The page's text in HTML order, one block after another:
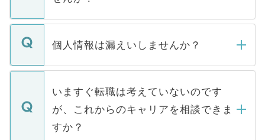
下記の理由によって、一般には公開してい
ません。
■応募殺到を避けるため 人気のある医療機
関を公にしてしまうと、応募が殺到する場
に、医療機関が求める条件に合った人材の
みを人材紹介会社に依頼するケースが増え
ています。
転職・入職を強要することは一切ありませ
ん。また、仮に応募先から内定をいただい
定を承諾する必要はありません。内定先へ
の辞退の連絡はキャリアパートナーが行い
個人情報は漏えいしませんか？
個人情報が漏えいすることはありませんの
で、ご安心ください。当サイトからの登録
などで収集したご登録者様の個人情報は、
ご本人のキャリアアップおよび転職活動の
支援を目的に使用いたします。お預かりし
いますぐ転職は考えていないのです
が、これからのキャリアを相談できま
すか？